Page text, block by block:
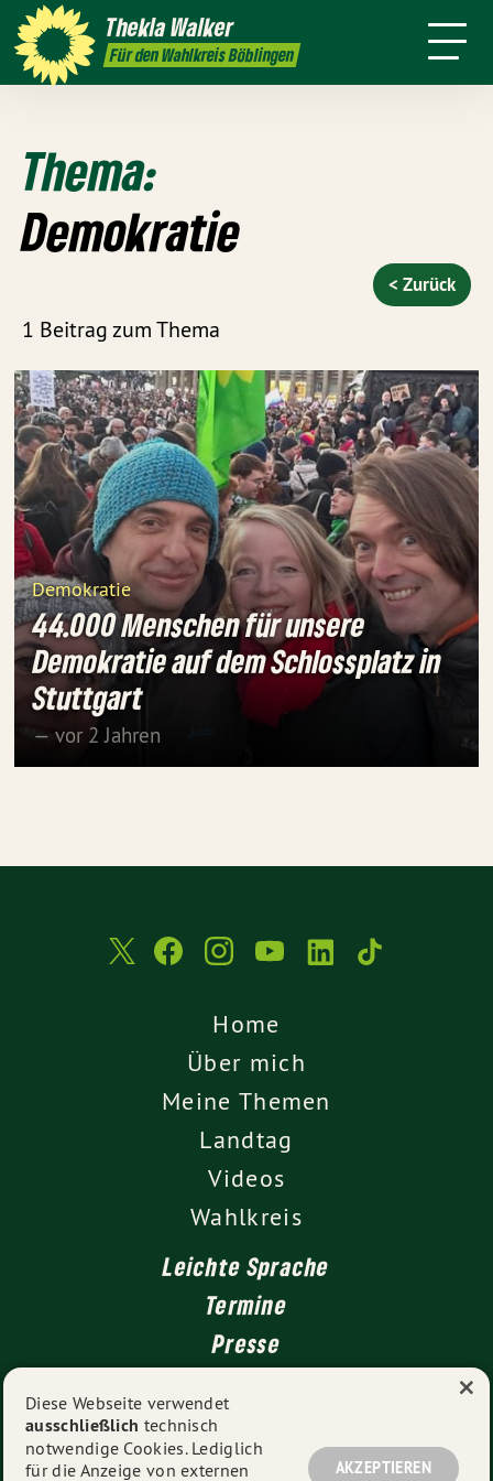
TheklaWalker
Für den Wahlkreis Böblingen
Termine Presse Kontakt
Themen
Thema:
Demokratie
1 Beitrag zum Thema
< Zurück
Demokratie
44.000 Menschen für unsere
Demokratie auf dem Schlossplatz in
Stuttgart
— vor 2 Jahren
Home
Über mich
Meine Themen
Landtag
Videos
Wahlkreis
Leichte Sprache
Termine
Presse
Impressum
Datenschutz
Diese Webseite verwendet
ausschließlich technisch
notwendige Cookies. Lediglich
für die Anzeige von externen
AKZEPTIEREN
×